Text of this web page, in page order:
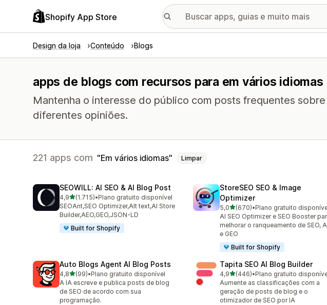
Shopify App Store
Design da loja Conteúdo Blogs
apps de blogs com recursos para em vários idiomas
Mantenha o interesse do público com posts frequentes
diferentes opiniões.
221 apps com Em vários idiomas Limpar
SEOWILL: AI SEO & AI Blog Post
4,9de 5 estrelas
(1.715)
1715 avaliações ao todo
•Plano gratuito disponível
SEOAnt,SEO Optimizer,Alt text,AI Store
Builder,AEO,GEO,JSON-LD
Built for Shopify
StoreSEO SEO & Image
Optimizer
5,0de 5 estrelas
(670)
670 avaliações ao todo
•Plano gratuito
AI SEO Optimizer e SEO Booster
melhorar o ranqueamento de SEO,
e GEO
Built for Shopify
Auto Blogs Agent AI Blog Posts
4,8de 5 estrelas
(99)
99 avaliações ao todo
•Plano gratuito disponível
A IA escreve e publica posts de blog
de SEO de acordo com sua
programação.
Tapita SEO AI Blog Builder
4,9de 5 estrelas
(446)
446 avaliações ao todo
•Plano gratuito
Aumente as classificações com a
geração de posts de blog e o
otimizador de SEO por IA